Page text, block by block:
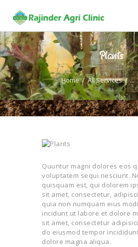
Plants
Home All Services ...
HOME
TRAININGS
CONSULTANCY
FRUITS
GARDEN
GALLERY
OUR TEAM
CONTACT US
TERMS AND
CONDITION
Quuntur magni dolores eos
voluptatem sequi nesciunt.
quisquam est, qui dolorem
sit amet, consectetur,
quia non numquam eius
incidunt ut labore et dolore
sit amet, consectetur
do eiusmod tempor
dolore magna aliqua.